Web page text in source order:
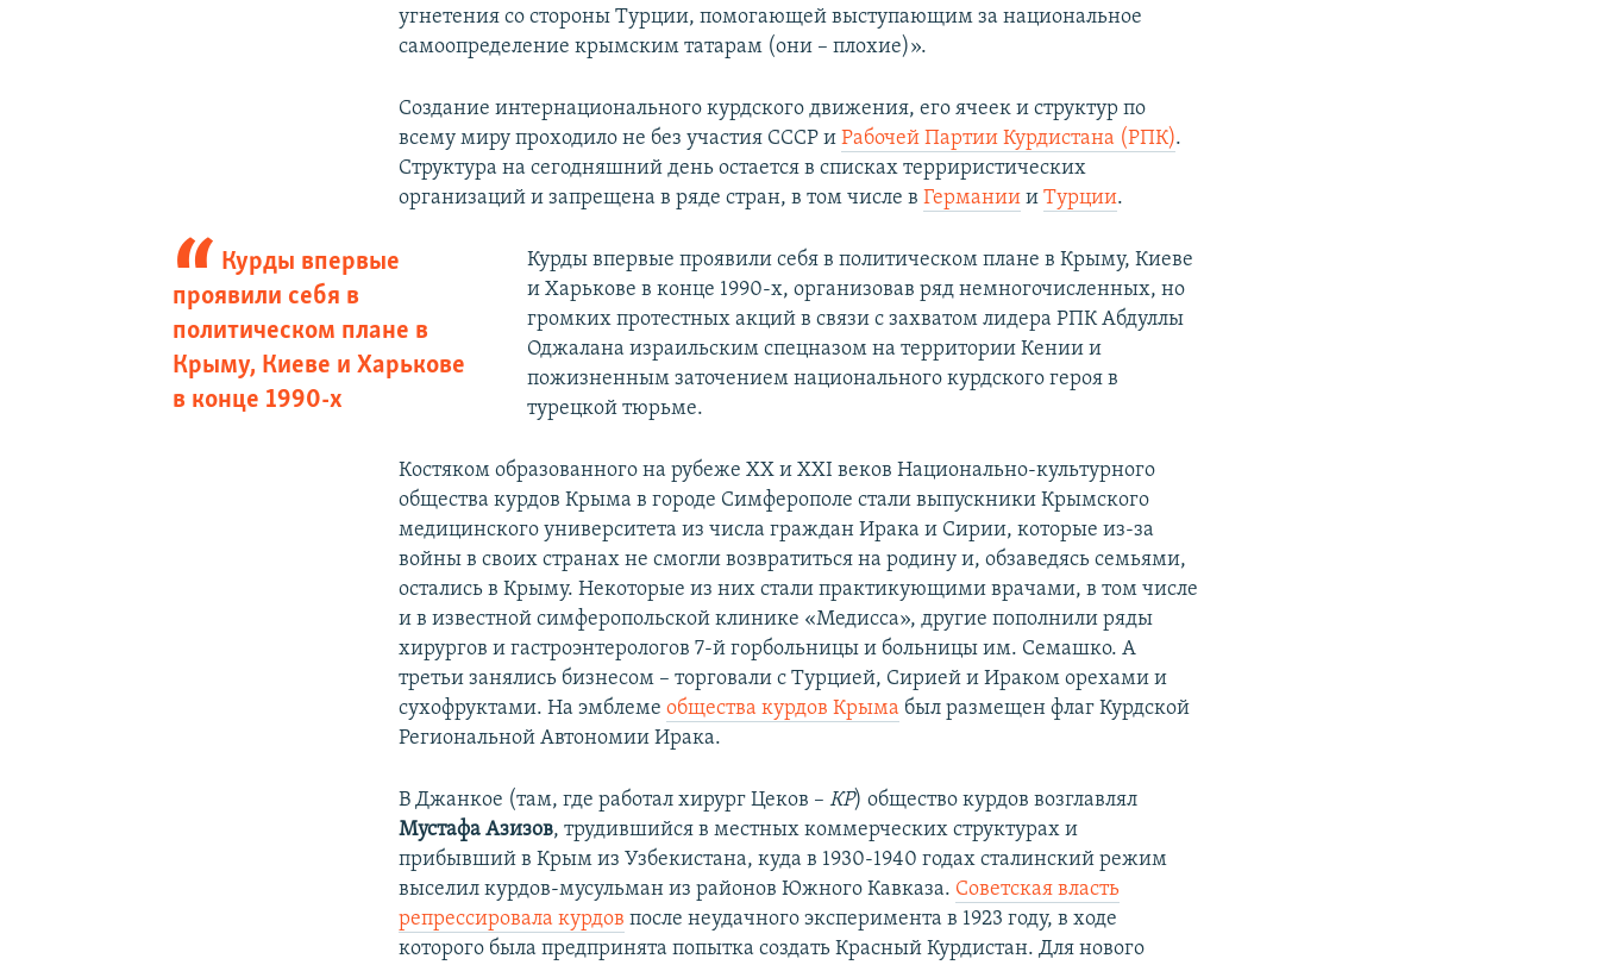
угнетения со стороны Турции, помогающей выступающим за национальное
самоопределение крымским татарам (они – плохие)».
Создание интернационального курдского движения, его ячеек и структур по
всему миру проходило не без участия СССР иРабочей Партии Курдистана (РПК).
Структура на сегодняшний день остается в списках терриристических
организаций и запрещена в ряде стран, в том числе вГермании иТурции.
Курды впервые
проявили себя в
политическом плане в
Крыму, Киеве и Харькове
в конце 1990-х
Курды впервые проявили себя в политическом плане в Крыму, Киеве
и Харькове в конце 1990-х, организовав ряд немногочисленных, но
громких протестных акций в связи с захватом лидера РПК Абдуллы
Оджалана израильским спецназом на территории Кении и
пожизненным заточением национального курдского героя в
турецкой тюрьме.
Костяком образованного на рубеже XX и XXI веков Национально-культурного
общества курдов Крыма в городе Симферополе стали выпускники Крымского
медицинского университета из числа граждан Ирака и Сирии, которые из-за
войны в своих странах не смогли возвратиться на родину и, обзаведясь семьями,
остались в Крыму. Некоторые из них стали практикующими врачами, в том числе
и в известной симферопольской клинике «Медисса», другие пополнили ряды
хирургов и гастроэнтерологов 7-й горбольницы и больницы им. Семашко. А
третьи занялись бизнесом – торговали с Турцией, Сирией и Ираком орехами и
сухофруктами. На эмблемеобщества курдов Крыма был размещен флаг Курдской
Региональной Автономии Ирака.
В Джанкое (там, где работал хирург Цеков –КР) общество курдов возглавлял
Мустафа Азизов, трудившийся в местных коммерческих структурах и
прибывший в Крым из Узбекистана, куда в 1930-1940 годах сталинский режим
выселил курдов-мусульман из районов Южного Кавказа. Советская власть
репрессировала курдов после неудачного эксперимента в 1923 году, в ходе
которого была предпринята попытка создать Красный Курдистан. Для нового